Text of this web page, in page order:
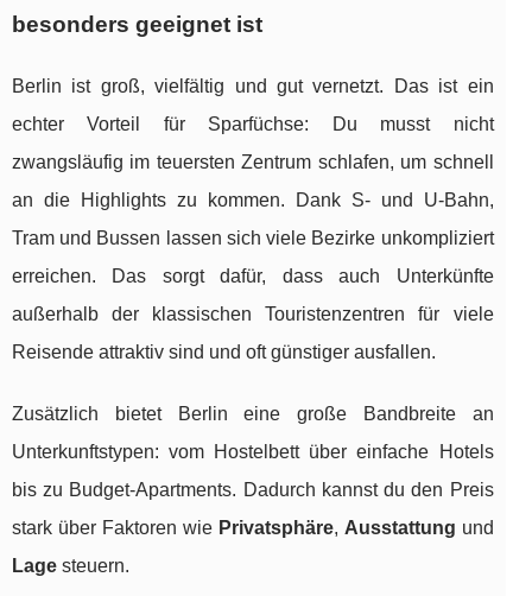
besonders geeignet ist
Berlin ist groß, vielfältig und gut vernetzt. Das ist ein
echter Vorteil für Sparfüchse: Du musst nicht
zwangsläufig im teuersten Zentrum schlafen, um schnell
an die Highlights zu kommen. Dank S- und U-Bahn,
Tram und Bussen lassen sich viele Bezirke unkompliziert
erreichen. Das sorgt dafür, dass auch Unterkünfte
außerhalb der klassischen Touristenzentren für viele
Reisende attraktiv sind und oft günstiger ausfallen.
Zusätzlich bietet Berlin eine große Bandbreite an
Unterkunftstypen: vom Hostelbett über einfache Hotels
bis zu Budget-Apartments. Dadurch kannst du den Preis
stark über Faktoren wie Privatsphäre, Ausstattung und
Lage steuern.